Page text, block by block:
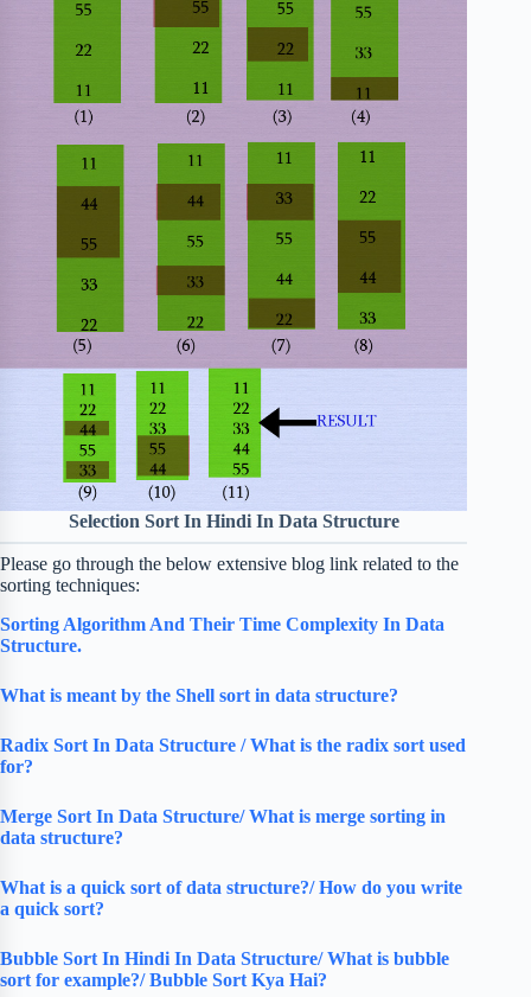
Selection Sort In Hindi In Data Structure
Please go through the below extensive blog link related to the
sorting techniques:
Sorting Algorithm And Their Time Complexity In Data
Structure.
What is meant by the Shell sort in data structure?
Radix Sort In Data Structure / What is the radix sort used
for?
Merge Sort In Data Structure/ What is merge sorting in
data structure?
What is a quick sort of data structure?/ How do you write
a quick sort?
Bubble Sort In Hindi In Data Structure/ What is bubble
sort for example?/ Bubble Sort Kya Hai?